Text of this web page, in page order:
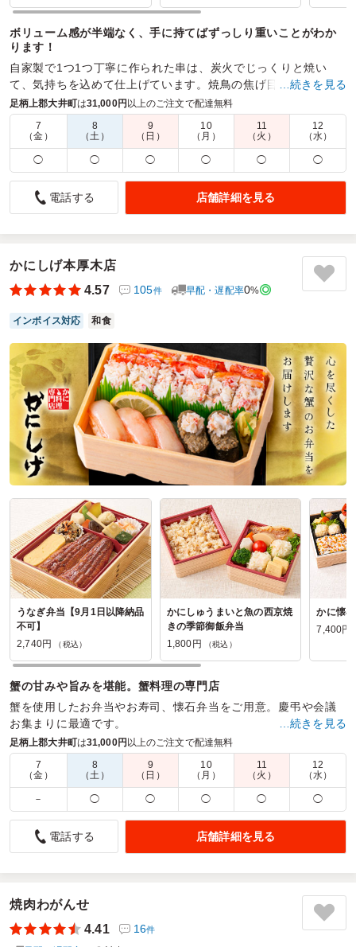
ボリューム感が半端なく、手に持てばずっしり重いことがわか
ります！
自家製で1つ1つ丁寧に作られた串は、炭火でじっくりと焼い
て、気持ちを込めて仕上げています。焼鳥の焦げ目もおいしさ
の秘訣です。
商品数： 締切日時： 1日前18:00 価格帯：
1,100円～1,600円
配達時間：
11:30～23:45
豊富なお店から選べて配送も安心
5.0
合わせて選びやすかったです。当日の配送も予定時間どおり
で、受け取りまでとてもスムーズでした。注文から配達まで
安心して任せられるサービスなので、幹事としても使いやす
く、今後も利用したいと思います。
ご利用シーン：従業員差し入れ
参加者の年齢：
30代～40代男女比：男女混合
神奈川県横浜市西区南幸2026/07/15
炭火焼鳥専門店 美食亭の口コミをもっと見る
…続きを見る
足柄上郡大井町は31,000円以上のご注文で配達無料
7
（金）
8
（土）
9
（日）
10
（月）
11
（火）
12
（水）
◯ ◯ ◯ ◯ ◯ ◯
電話する 店舗詳細を見る
かにしげ本厚木店
4.57
105件 早配・遅配率0%
インボイス対応 和食
うなぎ弁当【9月1日以降納品
不可】
2,740円
（税込）
かにしゅうまいと魚の西京焼
きの季節御飯弁当
1,800円
（税込）
かに懐
7,400円
蟹の甘みや旨みを堪能。蟹料理の専門店
蟹を使用したお弁当やお寿司、懐石弁当をご用意。慶弔や会議
お集まりに最適です。
商品数： 15 締切日時： 2日前17:00 価格帯： 1,600円～7,400円
配達時間：
10:30～20:00
お弁当も対応も満足でした。
4.0 旭化成株式会社 川崎製造所 SP本館 品質管理課
今回、社内のランチ会で利用させていただきました。お弁当
注文後の問い合わせにも親切かつ迅速に対応していただき、
アレルギー食材の確認や当日の受け渡し方法の変更にも柔軟
に対応していただいたため、安心して利用することができま
…続きを見る
足柄上郡大井町は31,000円以上のご注文で配達無料
7
（金）
8
（土）
9
（日）
10
（月）
11
（火）
12
（水）
－ ◯ ◯ ◯ ◯ ◯
電話する 店舗詳細を見る
焼肉わがんせ
4.41
16件